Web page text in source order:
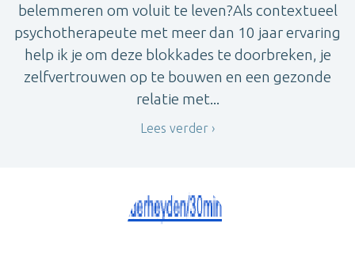
belemmeren om voluit te leven?Als contextueel
psychotherapeute met meer dan 10 jaar ervaring
help ik je om deze blokkades te doorbreken, je
zelfvertrouwen op te bouwen en een gezonde
relatie met...
Lees verder